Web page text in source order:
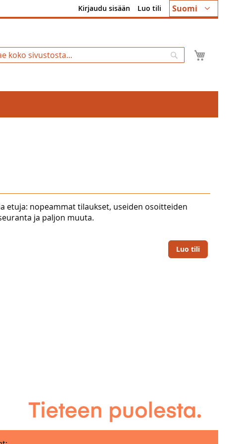
Kieli
Suomi
Kirjaudu sisään Luo tili
Hae
etuja: nopeammat tilaukset, useiden osoitteiden
ja paljon muuta.
Luo tili